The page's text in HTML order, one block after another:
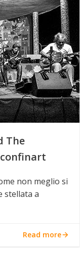
The
non meglio si
stellata a
Read more